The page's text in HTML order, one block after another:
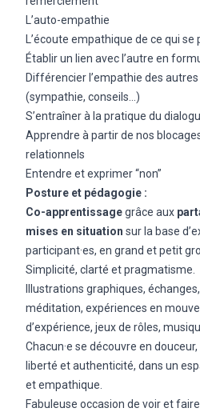
L’auto-empathie
L’écoute empathique de ce qui se
Établir un lien avec l’autre en
Différencier l’empathie des
(sympathie, conseils…)
S’entraîner à la pratique du
Apprendre à partir de nos
relationnels
Entendre et exprimer “non”
Posture et pédagogie :
Co-apprentissagegrâce aux
mises en situation sur la base
participant·es, en grand et petit
Simplicité, clarté et pragmatisme.
Illustrations graphiques,
méditation, expériences en
d’expérience, jeux de rôles,
Chacun·e se découvre en
liberté et authenticité, dans un
et empathique.
Fabuleuse occasion de voir et